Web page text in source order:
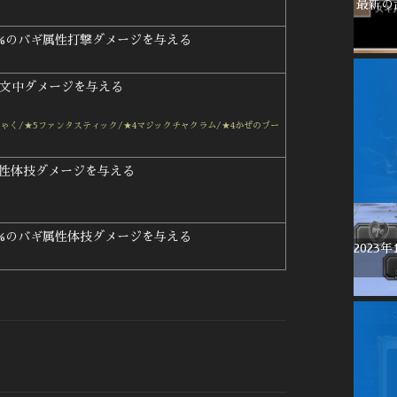
のバギ属性打撃ダメージを与える
中ダメージを与える
く/★5ファンタスティック/★4マジックチャクラム/★4かぜのブー
体技ダメージを与える
のバギ属性体技ダメージを与える
最新の
2023